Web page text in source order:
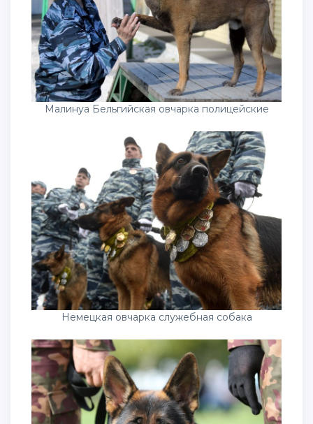
Малинуа Бельгийская овчарка полицейские
Немецкая овчарка служебная собака